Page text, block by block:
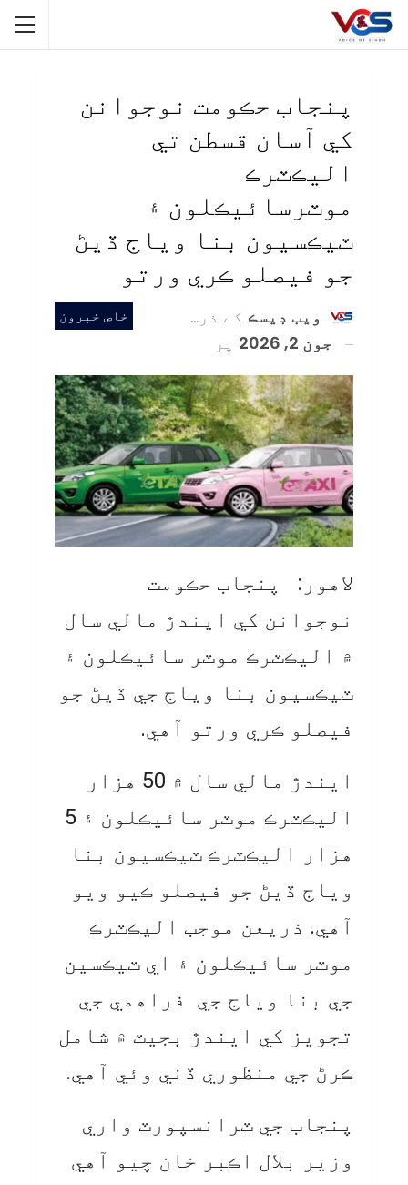
پنجاب حڪومت نوجوانن
کي آسان قسطن تي
اليڪٽرڪ
موٽرسائيڪلون ۽
ٽيڪسيون بنا وياج ڏيڻ
جو فيصلو ڪري ورتو
خاص خبرون ويب ڊيسڪ کے ذریعہ
جون 2, 2026
پر
لاهور: پنجاب حڪومت
نوجوانن کي ايندڙ مالي سال
۾ اليڪٽرڪ موٽر سائيڪلون ۽
ٽيڪسيون بنا وياج جي ڏيڻ جو
فيصلو ڪري ورتو آهي.
ايندڙ مالي سال ۾ 50 هزار
اليڪٽرڪ موٽر سائيڪلون ۽ 5
هزار اليڪٽرڪ ٽيڪسيون بنا
وياج ڏيڻ جو فيصلو ڪيو ويو
آهي. ذريعن موجب اليڪٽرڪ
موٽر سائيڪلون ۽ اي ٽيڪسين
جي بنا وياج جي فراهمي جي
تجويز کي ايندڙ بجيٽ ۾ شامل
ڪرڻ جي منظوري ڏني وئي آهي.
پنجاب جي ٽرانسپورٽ واري
وزير بلال اڪبر خان چيو آهي